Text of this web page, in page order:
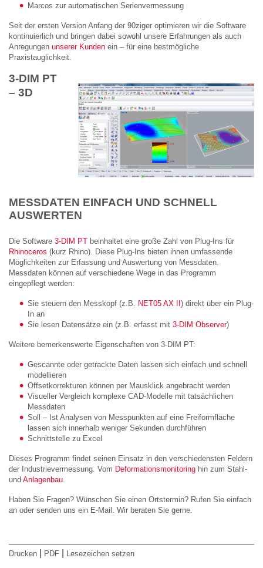
Marcos zur automatischen Serienvermessung
Seit der ersten Version Anfang der 90ziger optimieren wir die Software
kontinuierlich und bringen dabei sowohl unsere Erfahrungen als auch
Anregungen unserer Kunden ein – für eine bestmögliche
Praxistauglichkeit.
3-DIM PT
– 3D
MESSDATEN EINFACH UND SCHNELL
AUSWERTEN
Die Software 3-DIM PT beinhaltet eine große Zahl von Plug-Ins für
Rhinoceros (kurz Rhino). Diese Plug-Ins bieten ihnen umfassende
Möglichkeiten zur Erfassung und Auswertung von Messdaten.
Messdaten können auf verschiedene Wege in das Programm
eingepflegt werden:
Sie steuern den Messkopf (z.B. NET05 AX II ) direkt über ein Plug-
In an
Sie lesen Datensätze ein (z.B. erfasst mit 3-DIM Observer)
Weitere bemerkenswerte Eigenschaften von 3-DIM PT:
Gescannte oder getrackte Daten lassen sich einfach und schnell
modellieren
Offsetkorrekturen können per Mausklick angebracht werden
Visueller Vergleich komplexe CAD-Modelle mit tatsächlichen
Messdaten
Soll – Ist Analysen von Messpunkten auf eine Freiformfläche
lassen sich innerhalb weniger Sekunden durchführen
Schnittstelle zu Excel
Dieses Programm findet seinen Einsatz in den verschiedensten Feldern
der Industrievermessung. Vom Deformationsmonitoring hin zum Stahl-
und Anlagenbau.
Haben Sie Fragen? Wünschen Sie einen Ortstermin? Rufen Sie einfach
an oder senden uns ein E-Mail. Wir beraten Sie gerne.
Drucken PDF Lesezeichen setzen